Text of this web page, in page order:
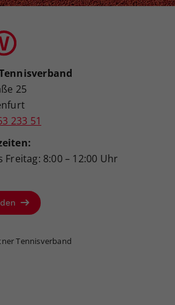
25
233 51
Freitag: 8:00 – 12:00 Uhr
Tennisverband